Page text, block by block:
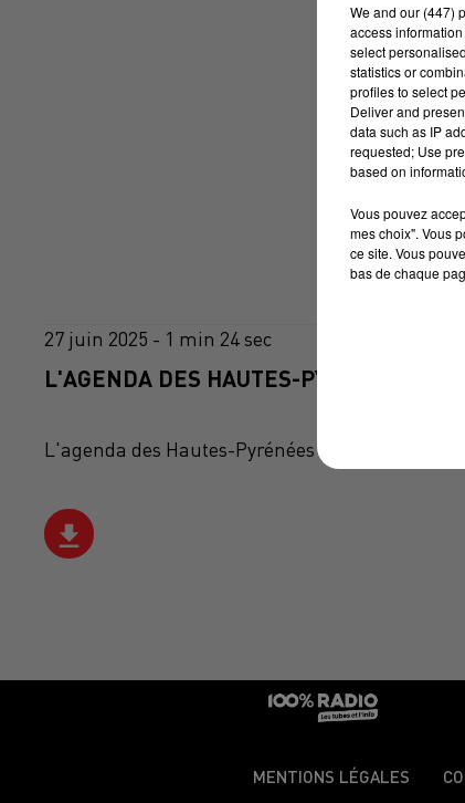
27 juin 2025 - 1 min 24 sec
L'AGENDA DES HAUTES-PYRÉNÉES
L'agenda des Hautes-Pyrénées
MENTIONS LÉGALES
We and our (447)
access
select
statistics or
profiles to select
Deliver and
data such as IP
requested; Use
based on
Vous pouvez
mes choix". Vous
ce site. Vous
bas de chaque